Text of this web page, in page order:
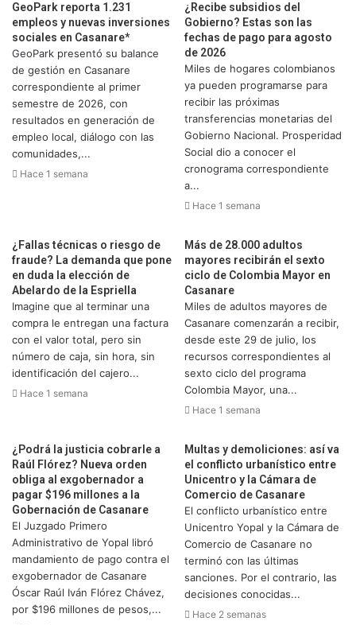
GeoPark reporta 1.231
empleos y nuevas inversiones
sociales en Casanare*
GeoPark presentó su balance
de gestión en Casanare
correspondiente al primer
semestre de 2026, con
resultados en generación de
empleo local, diálogo con las
comunidades,...
Hace 1 semana
¿Recibe subsidios del
Gobierno? Estas son las
fechas de pago para agosto
de 2026
Miles de hogares colombianos
ya pueden programarse para
recibir las próximas
transferencias monetarias del
Gobierno Nacional. Prosperidad
Social dio a conocer el
cronograma correspondiente
a...
Hace 1 semana
¿Fallas técnicas o riesgo de
fraude? La demanda que pone
en duda la elección de
Abelardo de la Espriella
Imagine que al terminar una
compra le entregan una factura
con el valor total, pero sin
número de caja, sin hora, sin
identificación del cajero...
Hace 1 semana
Más de 28.000 adultos
mayores recibirán el sexto
ciclo de Colombia Mayor en
Casanare
Miles de adultos mayores de
Casanare comenzarán a recibir,
desde este 29 de julio, los
recursos correspondientes al
sexto ciclo del programa
Colombia Mayor, una...
Hace 1 semana
¿Podrá la justicia cobrarle a
Raúl Flórez? Nueva orden
obliga al exgobernador a
pagar $196 millones a la
Gobernación de Casanare
El Juzgado Primero
Administrativo de Yopal libró
mandamiento de pago contra el
exgobernador de Casanare
Óscar Raúl Iván Flórez Chávez,
por $196 millones de pesos,...
Multas y demoliciones: así va
el conflicto urbanístico entre
Unicentro y la Cámara de
Comercio de Casanare
El conflicto urbanístico entre
Unicentro Yopal y la Cámara de
Comercio de Casanare no
terminó con las últimas
sanciones. Por el contrario, las
decisiones conocidas...
Hace 2 semanas